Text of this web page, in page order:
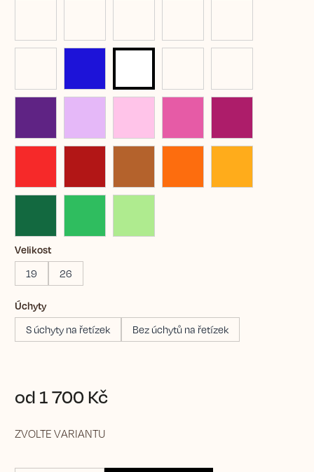
Velikost
19
26
Úchyty
S úchyty na řetízek
Bez úchytů na řetízek
od 1 700 Kč
ZVOLTE VARIANTU